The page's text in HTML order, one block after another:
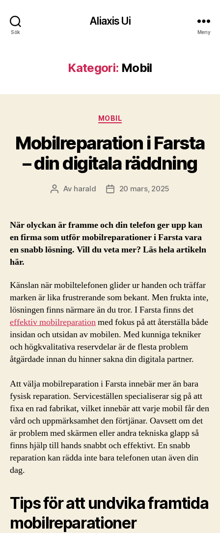
Sök
Aliaxis Ui
Meny
Kategori: Mobil
Kategorier
MOBIL
Mobilreparation i Farsta
– din digitala räddning
Inläggsförfattare
Av harald Inläggsdatum
20 mars, 2025
När olyckan är framme och din telefon ger upp kan
en firma som utför mobilreparationer i Farsta vara
en snabb lösning. Vill du veta mer? Läs hela artikeln
här.
Känslan när mobiltelefonen glider ur handen och träffar
marken är lika frustrerande som bekant. Men frukta inte,
lösningen finns närmare än du tror. I Farsta finns det
effektiv mobilreparationmed fokus på att återställa både
insidan och utsidan av mobilen. Med kunniga tekniker
och högkvalitativa reservdelar är de flesta problem
åtgärdade innan du hinner sakna din digitala partner.
Att välja mobilreparation i Farsta innebär mer än bara
fysisk reparation. Serviceställen specialiserar sig på att
fixa en rad fabrikat, vilket innebär att varje mobil får den
vård och uppmärksamhet den förtjänar. Oavsett om det
är problem med skärmen eller andra tekniska glapp så
finns hjälp till hands snabbt och effektivt. En snabb
reparation kan rädda inte bara telefonen utan även din
dag.
Tips för att undvika framtida
mobilreparationer